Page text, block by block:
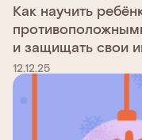
Как научить
и защищать свои
12.12.25